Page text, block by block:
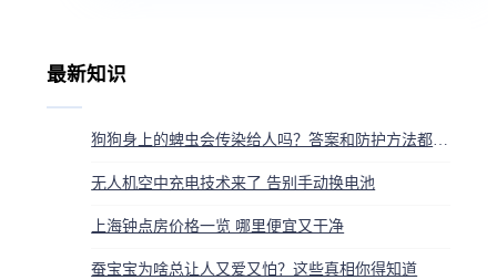
最新知识
狗狗身上的蜱虫会传染给人吗？答案和防护方法都在这
无人机空中充电技术来了 告别手动换电池
上海钟点房价格一览 哪里便宜又干净
蚕宝宝为啥总让人又爱又怕？这些真相你得知道